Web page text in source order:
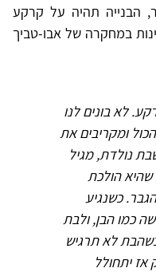
הבנייה תהיה על קרקע
במחקרה של אבו-טביך
לא בונים לנו
ומקריבים את
נולדת, מגיל
שהיא הולכת
כשנגיע
כמו הבן, ולבת
לא תרגיש
יתחולל